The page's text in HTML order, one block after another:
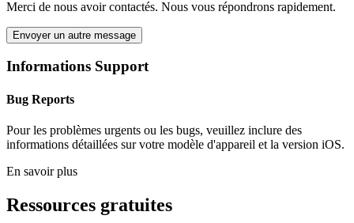
Merci de nous avoir contactés. Nous vous répondrons rapidement.
Envoyer un autre message
Informations Support
Bug Reports
Pour les problèmes urgents ou les bugs, veuillez inclure des
informations détaillées sur votre modèle d'appareil et la version iOS.
En savoir plus
Ressources gratuites